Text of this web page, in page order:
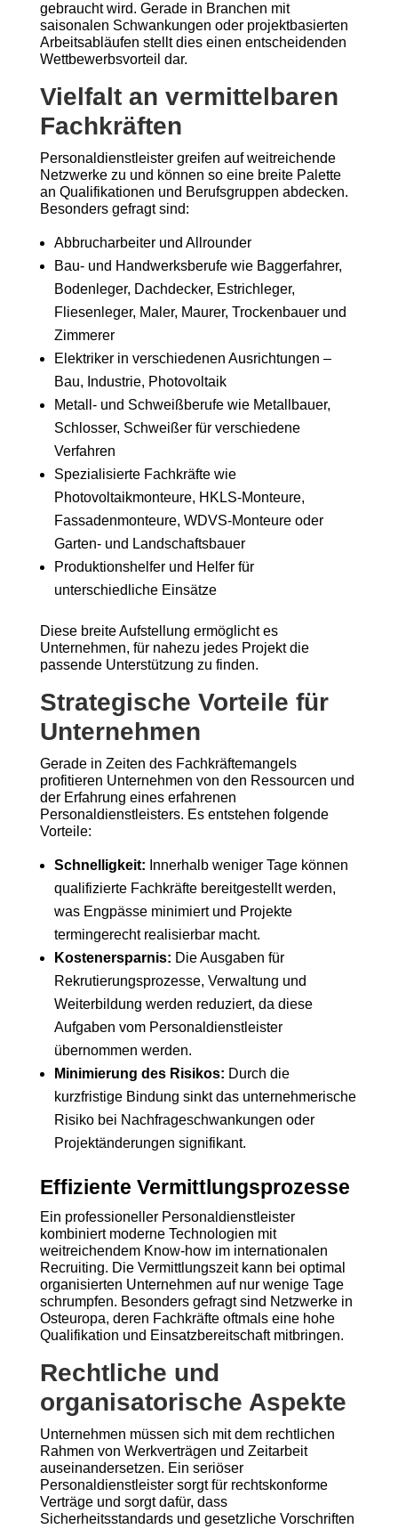
gebraucht wird. Gerade in Branchen mit
saisonalen Schwankungen oder projektbasierten
Arbeitsabläufen stellt dies einen entscheidenden
Wettbewerbsvorteil dar.
Vielfalt an vermittelbaren
Fachkräften
Personaldienstleister greifen auf weitreichende
Netzwerke zu und können so eine breite Palette
an Qualifikationen und Berufsgruppen abdecken.
Besonders gefragt sind:
Abbrucharbeiter und Allrounder
Bau- und Handwerksberufe wie Baggerfahrer,
Bodenleger, Dachdecker, Estrichleger,
Fliesenleger, Maler, Maurer, Trockenbauer und
Zimmerer
Elektriker in verschiedenen Ausrichtungen –
Bau, Industrie, Photovoltaik
Metall- und Schweißberufe wie Metallbauer,
Schlosser, Schweißer für verschiedene
Verfahren
Spezialisierte Fachkräfte wie
Photovoltaikmonteure, HKLS-Monteure,
Fassadenmonteure, WDVS-Monteure oder
Garten- und Landschaftsbauer
Produktionshelfer und Helfer für
unterschiedliche Einsätze
Diese breite Aufstellung ermöglicht es
Unternehmen, für nahezu jedes Projekt die
passende Unterstützung zu finden.
Strategische Vorteile für
Unternehmen
Gerade in Zeiten des Fachkräftemangels
profitieren Unternehmen von den Ressourcen und
der Erfahrung eines erfahrenen
Personaldienstleisters. Es entstehen folgende
Vorteile:
Schnelligkeit: Innerhalb weniger Tage können
qualifizierte Fachkräfte bereitgestellt werden,
was Engpässe minimiert und Projekte
termingerecht realisierbar macht.
Kostenersparnis: Die Ausgaben für
Rekrutierungsprozesse, Verwaltung und
Weiterbildung werden reduziert, da diese
Aufgaben vom Personaldienstleister
übernommen werden.
Minimierung des Risikos: Durch die
kurzfristige Bindung sinkt das unternehmerische
Risiko bei Nachfrageschwankungen oder
Projektänderungen signifikant.
Effiziente Vermittlungsprozesse
Ein professioneller Personaldienstleister
kombiniert moderne Technologien mit
weitreichendem Know-how im internationalen
Recruiting. Die Vermittlungszeit kann bei optimal
organisierten Unternehmen auf nur wenige Tage
schrumpfen. Besonders gefragt sind Netzwerke in
Osteuropa, deren Fachkräfte oftmals eine hohe
Qualifikation und Einsatzbereitschaft mitbringen.
Rechtliche und
organisatorische Aspekte
Unternehmen müssen sich mit dem rechtlichen
Rahmen von Werkverträgen und Zeitarbeit
auseinandersetzen. Ein seriöser
Personaldienstleister sorgt für rechtskonforme
Verträge und sorgt dafür, dass
Sicherheitsstandards und gesetzliche Vorschriften